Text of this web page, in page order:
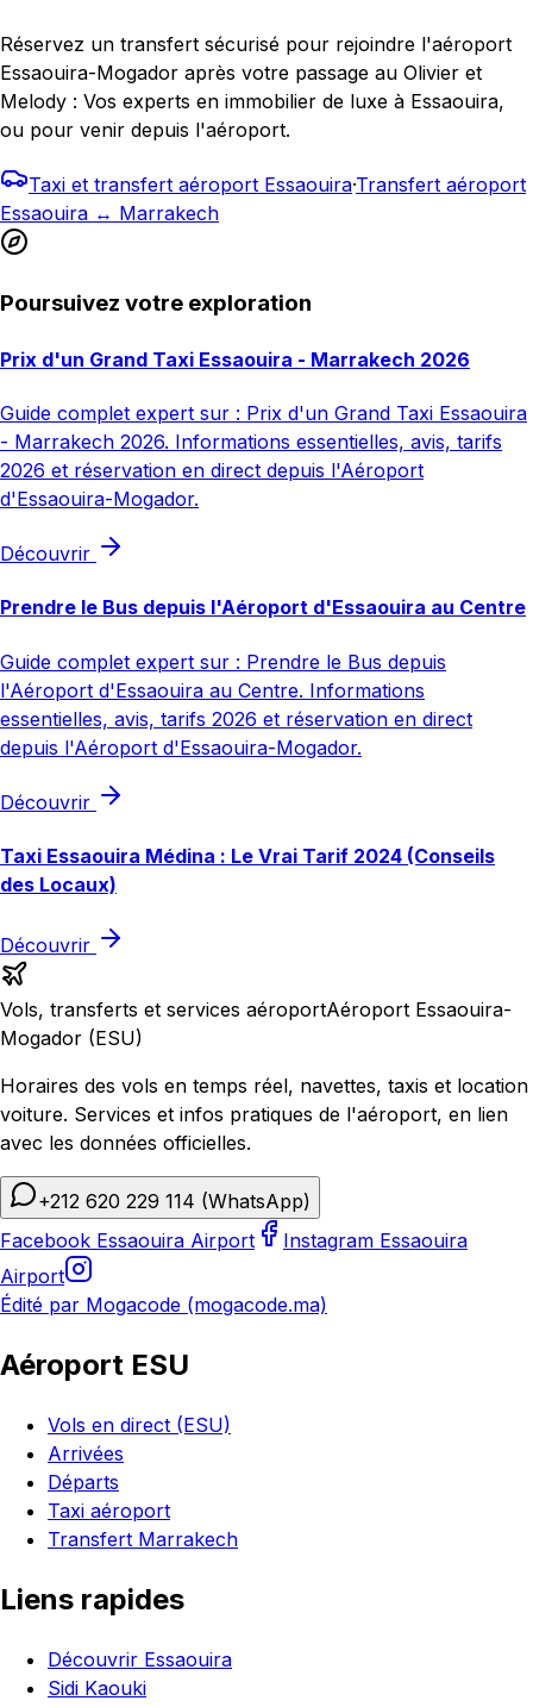
Réservez un transfert sécurisé pour rejoindre l'aéroport
Essaouira-Mogador après votre passage au Olivier et
Melody : Vos experts en immobilier de luxe à Essaouira,
ou pour venir depuis l'aéroport.
Taxi et transfert aéroport Essaouira·Transfert aéroport
Essaouira ↔ Marrakech
Poursuivez votre exploration
Prix d'un Grand Taxi Essaouira - Marrakech 2026
Guide complet expert sur : Prix d'un Grand Taxi Essaouira
- Marrakech 2026. Informations essentielles, avis, tarifs
2026 et réservation en direct depuis l'Aéroport
d'Essaouira-Mogador.
Découvrir
Prendre le Bus depuis l'Aéroport d'Essaouira au Centre
Guide complet expert sur : Prendre le Bus depuis
l'Aéroport d'Essaouira au Centre. Informations
essentielles, avis, tarifs 2026 et réservation en direct
depuis l'Aéroport d'Essaouira-Mogador.
Découvrir
Taxi Essaouira Médina : Le Vrai Tarif 2024 (Conseils
des Locaux)
Découvrir
Vols, transferts et services aéroportAéroport Essaouira-
Mogador (ESU)
Horaires des vols en temps réel, navettes, taxis et location
voiture. Services et infos pratiques de l'aéroport, en lien
avec les données officielles.
+212 620 229 114 (WhatsApp)
Facebook Essaouira Airport
Instagram Essaouira
Airport
Édité par Mogacode (mogacode.ma)
Aéroport ESU
Vols en direct (ESU)
Arrivées
Départs
Taxi aéroport
Transfert Marrakech
Liens rapides
Découvrir Essaouira
Sidi Kaouki